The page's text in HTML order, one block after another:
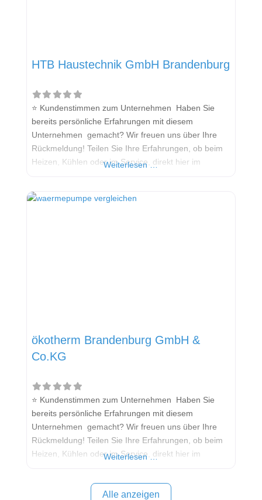
HTB Haustechnik GmbH Brandenburg
⭐ Kundenstimmen zum Unternehmen Haben Sie
bereits persönliche Erfahrungen mit diesem
Unternehmen gemacht? Wir freuen uns über Ihre
Rückmeldung! Teilen Sie Ihre Erfahrungen, ob beim
Heizen, Kühlen oder im Service, direkt hier im
Sollten Sie eine kritische Meinung äußern, so geben
Weiterlesen …
ökotherm Brandenburg GmbH &
Co.KG
⭐ Kundenstimmen zum Unternehmen Haben Sie
bereits persönliche Erfahrungen mit diesem
Unternehmen gemacht? Wir freuen uns über Ihre
Rückmeldung! Teilen Sie Ihre Erfahrungen, ob beim
Heizen, Kühlen oder im Service, direkt hier im
Sollten Sie eine kritische Meinung äußern, so geben
Weiterlesen …
Alle anzeigen